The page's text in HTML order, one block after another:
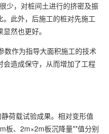
少，对桩间土进行的挤密及振
此外，后施工的桩对先施工
然也更好。
作为指导大面积施工的技术
造成保守，从而增加了工程
荷载试验成果。相对变形值
板、2m×2m板沉降量**值分别